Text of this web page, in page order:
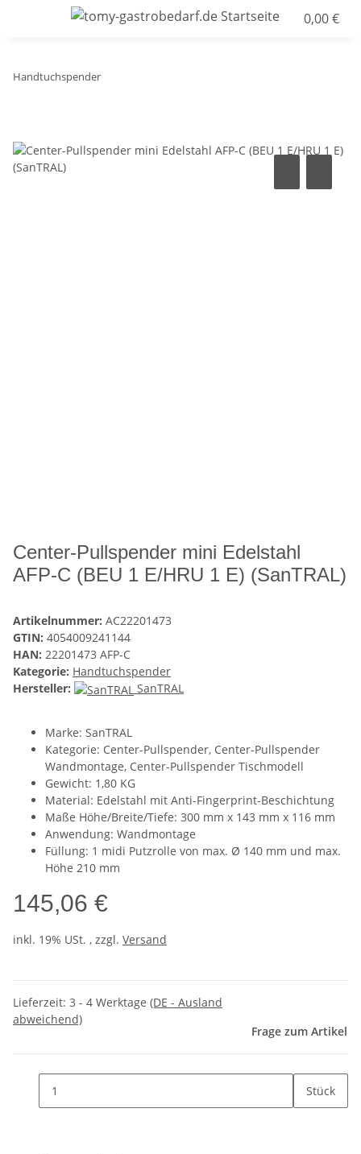
0,00 €
Handtuchspender
Center-Pullspender mini Edelstahl
AFP-C (BEU 1 E/HRU 1 E) (SanTRAL)
Artikelnummer: AC22201473
GTIN: 4054009241144
HAN: 22201473 AFP-C
Kategorie: Handtuchspender
Hersteller:
SanTRAL
Marke: SanTRAL
Kategorie: Center-Pullspender, Center-Pullspender
Wandmontage, Center-Pullspender Tischmodell
Gewicht: 1,80 KG
Material: Edelstahl mit Anti-Fingerprint-Beschichtung
Maße Höhe/Breite/Tiefe: 300 mm x 143 mm x 116 mm
Anwendung: Wandmontage
Füllung: 1 midi Putzrolle von max. Ø 140 mm und max.
Höhe 210 mm
145,06 €
inkl. 19% USt. , zzgl. Versand
Lieferzeit: 3 - 4 Werktage (DE - Ausland
abweichend)
Frage zum Artikel
Stück